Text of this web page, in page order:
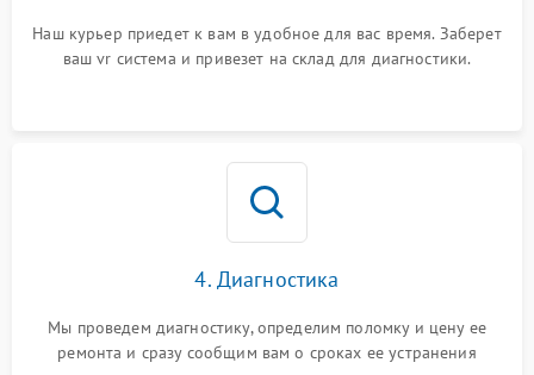
Наш курьер приедет к вам в удобное для вас время. Заберет
ваш vr система и привезет на склад для диагностики.
4. Диагностика
Мы проведем диагностику, определим поломку и цену ее
ремонта и сразу сообщим вам о сроках ее устранения